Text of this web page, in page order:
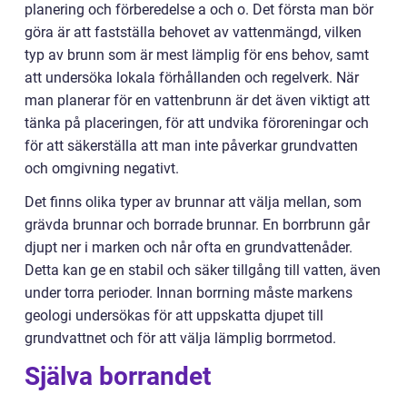
planering och förberedelse a och o. Det första man bör
göra är att fastställa behovet av vattenmängd, vilken
typ av brunn som är mest lämplig för ens behov, samt
att undersöka lokala förhållanden och regelverk. När
man planerar för en vattenbrunn är det även viktigt att
tänka på placeringen, för att undvika föroreningar och
för att säkerställa att man inte påverkar grundvatten
och omgivning negativt.
Det finns olika typer av brunnar att välja mellan, som
grävda brunnar och borrade brunnar. En borrbrunn går
djupt ner i marken och når ofta en grundvattenåder.
Detta kan ge en stabil och säker tillgång till vatten, även
under torra perioder. Innan borrning måste markens
geologi undersökas för att uppskatta djupet till
grundvattnet och för att välja lämplig borrmetod.
Själva borrandet